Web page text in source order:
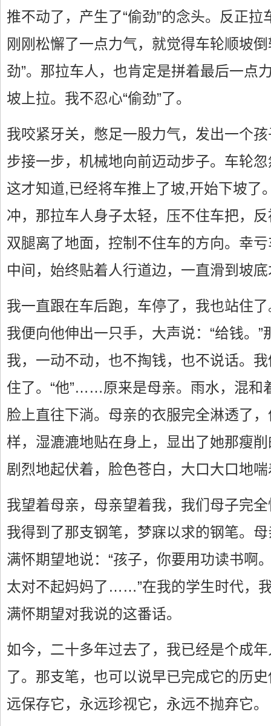
推不动了，产生了“偷劲”的念头。反正
刚刚松懈了一点力气，就觉得车轮顺坡
劲”。那拉车人，也肯定是拼着最后一点
坡上拉。我不忍心“偷劲”了。
我咬紧牙关，憋足一股力气，发出一个
步接一步，机械地向前迈动步子。车轮
这才知道,已经将车推上了坡,开始下坡了
冲，那拉车人身子太轻，压不住车把，
双腿离了地面，控制不住车的方向。幸
中间，始终贴着人行道边，一直滑到坡
我一直跟在车后跑，车停了，我也站住
我便向他伸出一只手，大声说：“给钱。
我，一动不动，也不掏钱，也不说话。
住了。“他”……原来是母亲。雨水，混和
脸上直往下淌。母亲的衣服完全淋透了
样，湿漉漉地贴在身上，显出了她那瘦
剧烈地起伏着，脸色苍白，大口大口地
我望着母亲，母亲望着我，我们母子完
我得到了那支钢笔，梦寐以求的钢笔。
满怀期望地说：“孩子，你要用功读书啊
太对不起妈妈了……”在我的学生时代，
满怀期望对我说的这番话。
如今，二十多年过去了，我已经是个成
了。那支笔，也可以说早已完成它的历
远保存它，永远珍视它，永远不抛弃它。